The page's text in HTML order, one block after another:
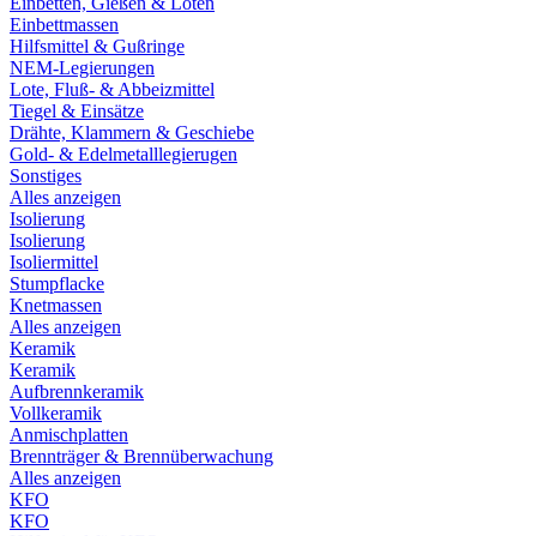
Einbettmassen
Hilfsmittel & Gußringe
NEM-Legierungen
Lote, Fluß- & Abbeizmittel
Tiegel & Einsätze
Drähte, Klammern & Geschiebe
Gold- & Edelmetalllegierugen
Sonstiges
Alles anzeigen
Isolierung
Isolierung
Isoliermittel
Stumpflacke
Knetmassen
Alles anzeigen
Keramik
Keramik
Aufbrennkeramik
Vollkeramik
Anmischplatten
Brennträger & Brennüberwachung
Alles anzeigen
KFO
KFO